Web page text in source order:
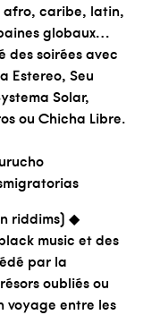
afro, caribe, latin,
globaux…
soirées avec
Estereo, Seu
Solar,
ou Chicha Libre.
riddims) ◆
music et des
par la
oubliés ou
voyage entre les